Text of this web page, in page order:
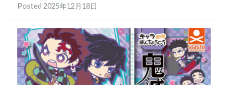
Posted 2025年12月18日